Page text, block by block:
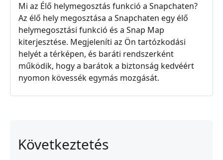
Mi az Élő helymegosztás funkció a Snapchaten?
Az élő hely megosztása a Snapchaten egy élő
helymegosztási funkció és a Snap Map
kiterjesztése. Megjeleníti az Ön tartózkodási
helyét a térképen, és baráti rendszerként
működik, hogy a barátok a biztonság kedvéért
nyomon kövessék egymás mozgását.
Következtetés